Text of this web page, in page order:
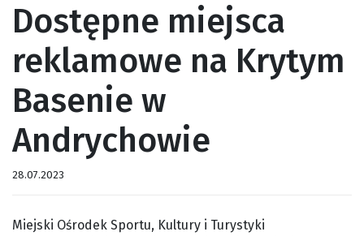
Dostępne miejsca
reklamowe na Krytym
Basenie w
Andrychowie
28.07.2023
Miejski Ośrodek Sportu, Kultury i Turystyki